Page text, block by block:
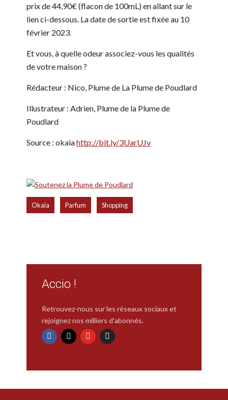
prix de 44,90€ (flacon de 100mL) en allant sur le
lien ci-dessous. La date de sortie est fixée au 10
février 2023.
Et vous, à quelle odeur associez-vous les qualités
de votre maison ?
Rédacteur : Nico, Plume de La Plume de Poudlard
Illustrateur : Adrien, Plume de la Plume de
Poudlard
Source : okaiahttp://bit.ly/3UarUJv
Okaia Parfum Shopping
Accio !
Retrouvez-nous sur les réseaux sociaux et
rejoignez nos milliers d'abonnés.